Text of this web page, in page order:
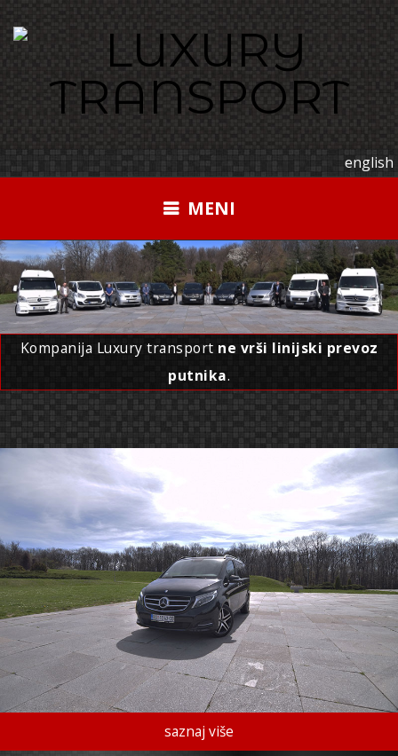
na
english
MENI
Kompanija Luxury transport ne vrši linijski prevoz
putnika.
saznaj više